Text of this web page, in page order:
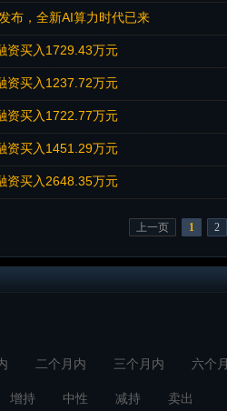
布，全新AI算力时代已来
资买入1729.43万元
资买入1237.72万元
资买入1722.77万元
资买入1451.29万元
资买入2648.35万元
上一页 1 2
二个月内 三个月内 六个
增持 中性 减持 卖出